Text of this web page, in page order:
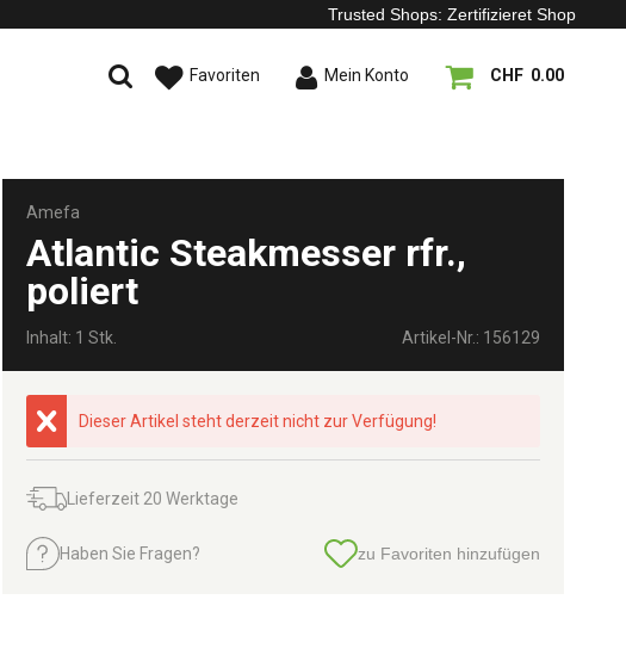
Trusted Shops: Zertifizieret Shop
Favoriten Mein Konto CHF 0.00
Amefa
Atlantic Steakmesser rfr.,
poliert
Inhalt: 1 Stk. Artikel-Nr.: 156129
Dieser Artikel steht derzeit nicht zur Verfügung!
Lieferzeit 20 Werktage
Haben Sie Fragen? zu Favoriten hinzufügen